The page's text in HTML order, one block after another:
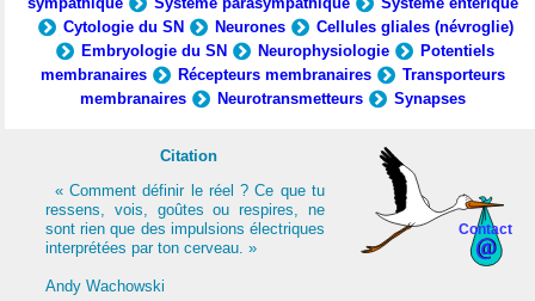
Cytologie du SN
Neurones
Cellules gliales (névroglie)
Embryologie du SN
Neurophysiologie
Potentiels
membranaires
Récepteurs membranaires
Transporteurs
membranaires
Neurotransmetteurs Synapses
Contact
Citation
« Comment définir le réel ? Ce que tu
ressens, vois, goûtes ou respires, ne
sont rien que des impulsions électriques
interprétées par ton cerveau. »
Andy Wachowski